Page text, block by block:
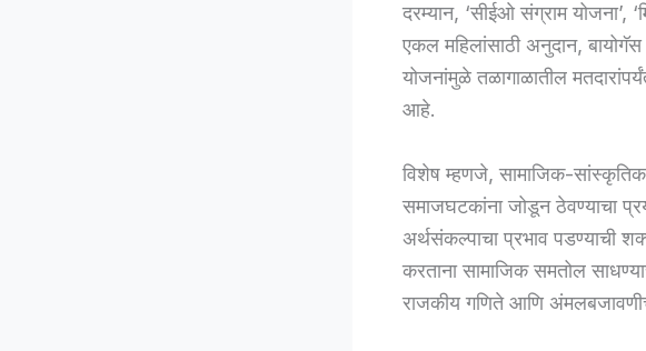
दरम्यान, ‘सीईओ संग्राम योजना’,
एकल महिलांसाठी अनुदान,
योजनांमुळे तळागाळातील
आहे.
विशेष म्हणजे, सामाजिक-सांस्कृतिक
समाजघटकांना जोडून ठेवण्याचा
अर्थसंकल्पाचा प्रभाव पडण्याची
करताना सामाजिक समतोल
राजकीय गणिते आणि